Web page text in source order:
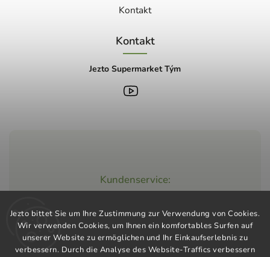
Jezto bittet Sie um Ihre Zustimmung zur Verwendung von Cookies.
Wir verwenden Cookies, um Ihnen ein komfortables Surfen auf
unserer Website zu ermöglichen und Ihr Einkaufserlebnis zu
verbessern. Durch die Analyse des Website-Traffics verbessern
Kundenservice:
info@jeztomarket.cz
Kontakt
Kontakt
Jezto Supermarket Tým